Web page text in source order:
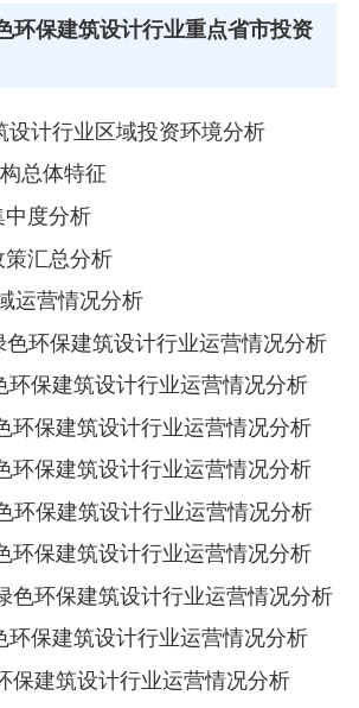
环保建筑设计行业重点省市投资
设计行业区域投资环境分析
总体特征
中度分析
策汇总分析
运营情况分析
色环保建筑设计行业运营情况分析
环保建筑设计行业运营情况分析
环保建筑设计行业运营情况分析
环保建筑设计行业运营情况分析
环保建筑设计行业运营情况分析
环保建筑设计行业运营情况分析
色环保建筑设计行业运营情况分析
环保建筑设计行业运营情况分析
保建筑设计行业运营情况分析